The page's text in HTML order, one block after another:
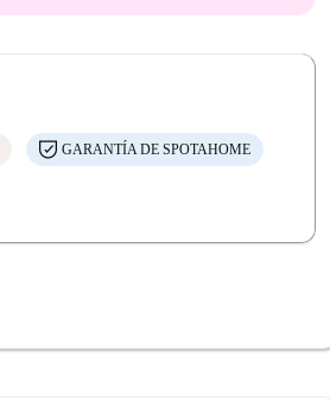
GARANTÍA DE SPOTAHOME